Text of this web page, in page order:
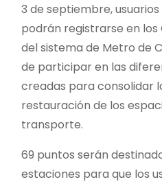
3 de septiembre,
podrán registrarse en los
del sistema de Metro de
de participar en las
creadas para consolidar
restauración de los
transporte.
69 puntos serán
estaciones para que los